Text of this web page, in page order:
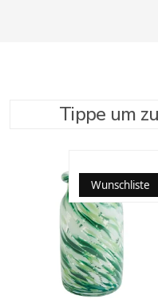
Tippe um zu suchen
SUCHE VERFEINERN
Wunschliste